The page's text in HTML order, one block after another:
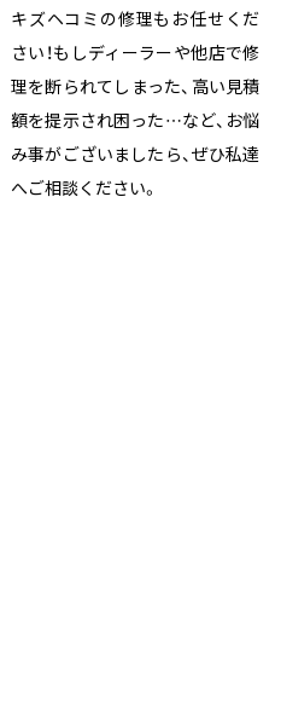
キズヘコミの修理もお任せくだ
さい！もしディーラーや他店で修
理を断られてしまった、高い見積
額を提示され困った…など、お悩
み事がございましたら、ぜひ私達
へご相談ください。